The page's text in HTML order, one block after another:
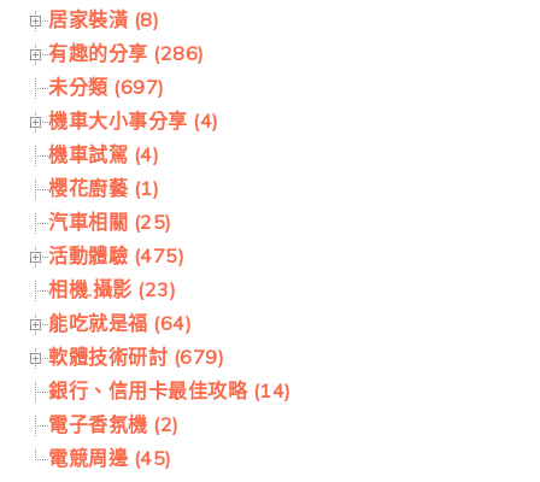
居家裝潢 (8)
有趣的分享 (286)
未分類 (697)
機車大小事分享 (4)
機車試駕 (4)
櫻花廚藝 (1)
汽車相關 (25)
活動體驗 (475)
相機.攝影 (23)
能吃就是福 (64)
軟體技術研討 (679)
銀行、信用卡最佳攻略 (14)
電子香氛機 (2)
電競周邊 (45)